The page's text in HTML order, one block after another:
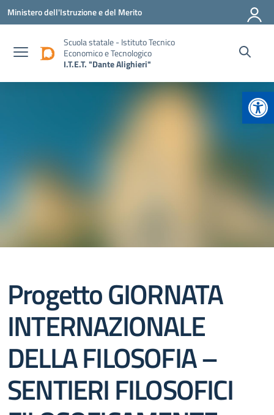
Vai ai contenuti
Vai al menu di navigazione
Vai al footer
Ministero dell'Istruzione e del Merito
Scuola statale - Istituto Tecnico
Economico e Tecnologico
I.T.E.T. "Dante Alighieri"
Progetto GIORNATA
INTERNAZIONALE
DELLA FILOSOFIA –
SENTIERI FILOSOFICI